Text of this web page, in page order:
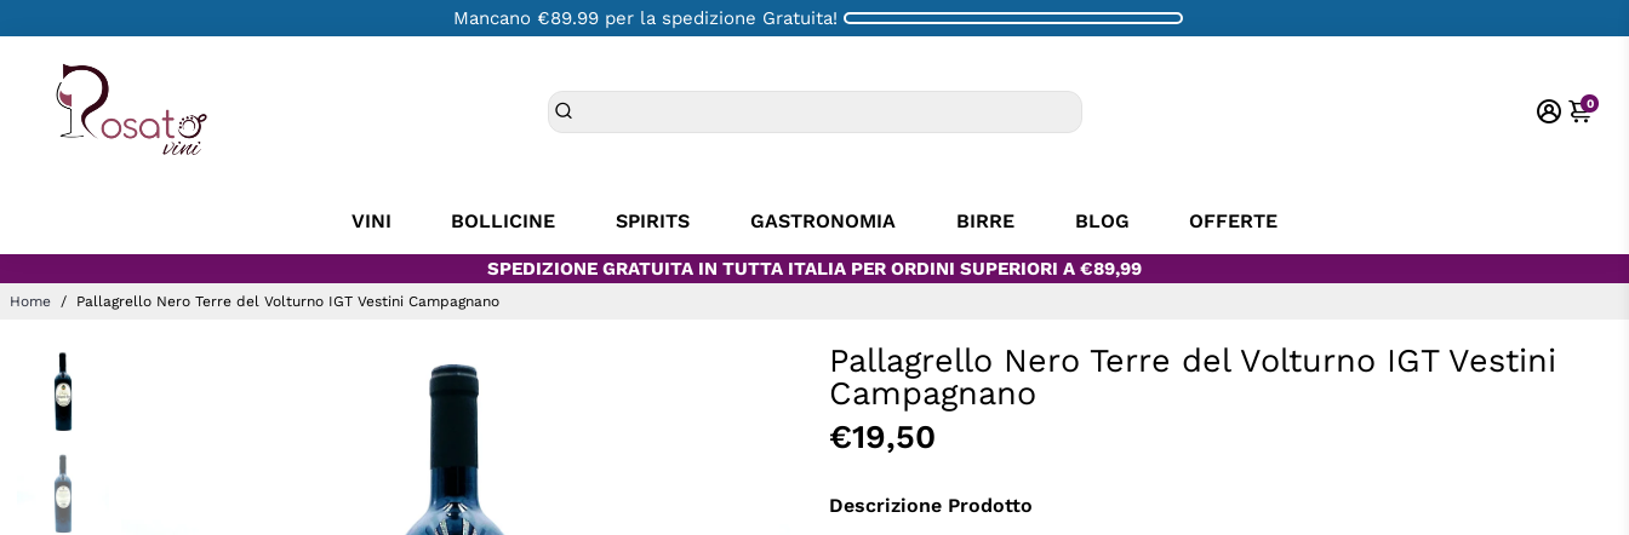
Mancano €89.99per la spedizione Gratuita!
0
VINI BOLLICINE SPIRITS GASTRONOMIA BIRRE BLOG OFFERTE
SPEDIZIONE GRATUITA IN TUTTA ITALIA PER ORDINI SUPERIORI A €89,99
Home / Pallagrello Nero Terre del Volturno IGT Vestini Campagnano
Pallagrello Nero Terre del Volturno IGT Vestini
Campagnano
€19,50
Descrizione Prodotto